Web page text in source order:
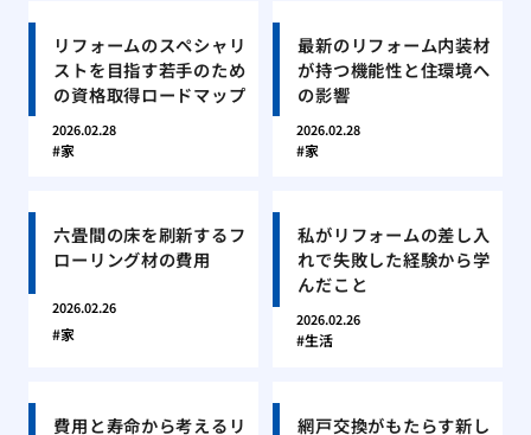
リフォームのスペシャリ
ストを目指す若手のため
の資格取得ロードマップ
2026.02.28
家
最新のリフォーム内装材
が持つ機能性と住環境へ
の影響
2026.02.28
家
六畳間の床を刷新するフ
ローリング材の費用
2026.02.26
家
私がリフォームの差し入
れで失敗した経験から学
んだこと
2026.02.26
生活
費用と寿命から考えるリ
網戸交換がもたらす新し